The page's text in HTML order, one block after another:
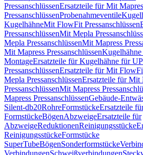
PressanschlüssenErsatzteile für Mit
PressanschlüssenProbenahmeventile
KugelhähneMit FlowFit Pressanschlüssen
PressanschlüssenMit Mepla
Mepla PressanschlüssenMit Mapress
Mit Mapress Pressanschlüssen
MontageErsatzteile für Kugelhähne für
PressanschlüssenErsatzteile für Mit
Mepla PressanschlüssenErsatzteile für Mit
PressanschlüssenMit Mapress
Mapress PressanschlüssenGebäude-
Silent-db20RohreFormstückeErsatzteile
FormstückeBögenAbzweigeErsatzteile für
AbzweigeReduktionenReinigungsstücke
ReinigungsstückeFormstücke
SuperTubeBögenSonderformstücke
VerbindungenSchweißverbindungen